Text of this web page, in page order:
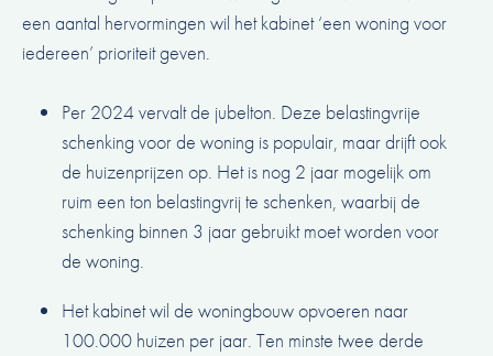
een aantal hervormingen wil het kabinet ‘een woning voor
iedereen’ prioriteit geven.
Per 2024 vervalt de jubelton. Deze belastingvrije
schenking voor de woning is populair, maar drijft ook
de huizenprijzen op. Het is nog 2 jaar mogelijk om
ruim een ton belastingvrij te schenken, waarbij de
schenking binnen 3 jaar gebruikt moet worden voor
de woning.
Het kabinet wil de woningbouw opvoeren naar
100.000 huizen per jaar. Ten minste twee derde